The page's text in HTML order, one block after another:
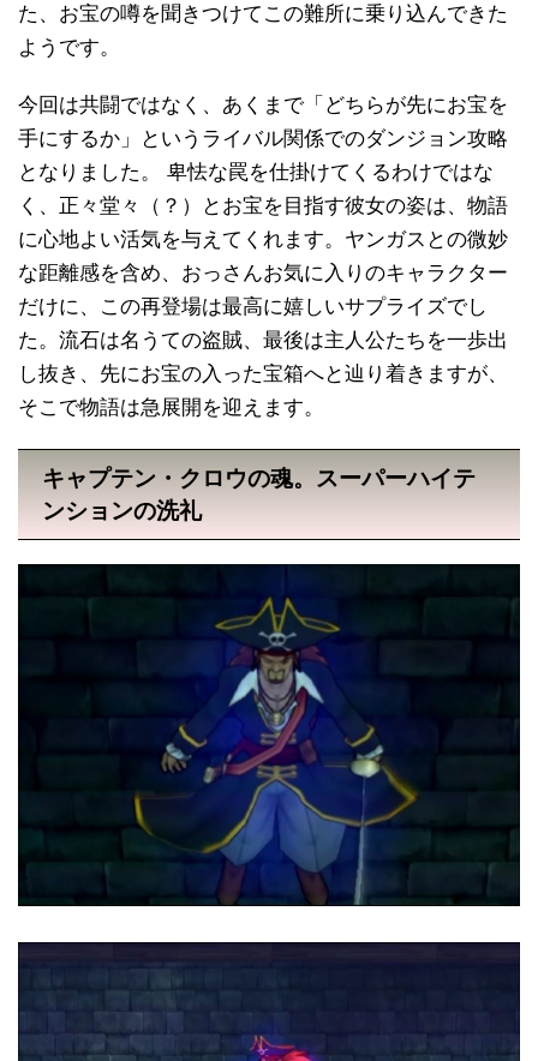
た、お宝の噂を聞きつけてこの難所に乗り込んできた
ようです。
今回は共闘ではなく、あくまで「どちらが先にお宝を
手にするか」というライバル関係でのダンジョン攻略
となりました。 卑怯な罠を仕掛けてくるわけではな
く、正々堂々（？）とお宝を目指す彼女の姿は、物語
に心地よい活気を与えてくれます。ヤンガスとの微妙
な距離感を含め、おっさんお気に入りのキャラクター
だけに、この再登場は最高に嬉しいサプライズでし
た。流石は名うての盗賊、最後は主人公たちを一歩出
し抜き、先にお宝の入った宝箱へと辿り着きますが、
そこで物語は急展開を迎えます。
キャプテン・クロウの魂。スーパーハイテ
ンションの洗礼